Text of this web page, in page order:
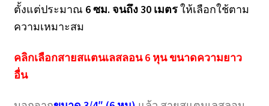
ตั้งแต่ประมาณ 6 ซม. จนถึง 30 เมตรให้เลือกใช้ตาม
ความเหมาะสม
คลิกเลือกสายสแตนเลสลอน 6 หุน ขนาดความยาว
อื่น